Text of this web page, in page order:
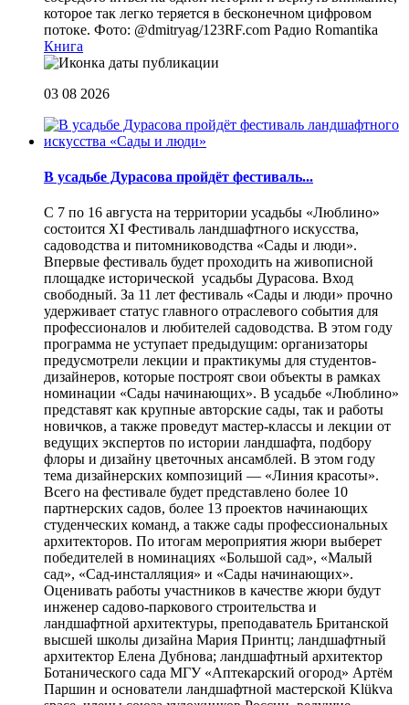
которое так легко теряется в бесконечном цифровом
потоке. Фото: @dmitryag/123RF.com Радио Romantika
Книга
03 08 2026
В усадьбе Дурасова пройдёт фестиваль...
С 7 по 16 августа на территории усадьбы «Люблино»
состоится XI Фестиваль ландшафтного искусства,
садоводства и питомниководства «Сады и люди».
Впервые фестиваль будет проходить на живописной
площадке исторической усадьбы Дурасова. Вход
свободный. За 11 лет фестиваль «Сады и люди» прочно
удерживает статус главного отраслевого события для
профессионалов и любителей садоводства. В этом году
программа не уступает предыдущим: организаторы
предусмотрели лекции и практикумы для студентов-
дизайнеров, которые построят свои объекты в рамках
номинации «Сады начинающих». В усадьбе «Люблино»
представят как крупные авторские сады, так и работы
новичков, а также проведут мастер-классы и лекции от
ведущих экспертов по истории ландшафта, подбору
флоры и дизайну цветочных ансамблей. В этом году
тема дизайнерских композиций — «Линия красоты».
Всего на фестивале будет представлено более 10
партнерских садов, более 13 проектов начинающих
студенческих команд, а также сады профессиональных
архитекторов. По итогам мероприятия жюри выберет
победителей в номинациях «Большой сад», «Малый
сад», «Сад-инсталляция» и «Сады начинающих».
Оценивать работы участников в качестве жюри будут
инженер садово-паркового строительства и
ландшафтной архитектуры, преподаватель Британской
высшей школы дизайна Мария Принтц; ландшафтный
архитектор Елена Дубнова; ландшафтный архитектор
Ботанического сада МГУ «Аптекарский огород» Артём
Паршин и основатели ландшафтной мастерской Klükva